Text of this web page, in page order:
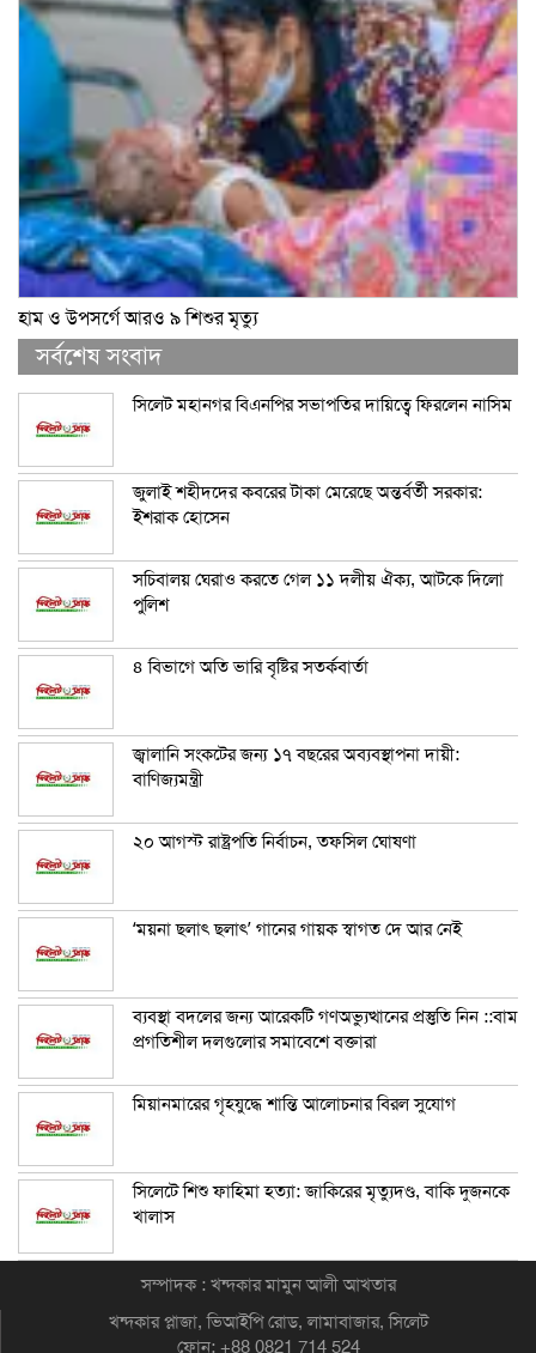
হাম ও উপসর্গে আরও ৯ শিশুর মৃত্যু
সর্বশেষ সংবাদ
সিলেট মহানগর বিএনপির সভাপতির দায়িত্বে ফিরলেন নাসিম
জুলাই শহীদদের কবরের টাকা মেরেছে অন্তর্বর্তী সরকার:
ইশরাক হোসেন
সচিবালয় ঘেরাও করতে গেল ১১ দলীয় ঐক্য, আটকে দিলো
পুলিশ
৪ বিভাগে অতি ভারি বৃষ্টির সতর্কবার্তা
জ্বালানি সংকটের জন্য ১৭ বছরের অব্যবস্থাপনা দায়ী:
বাণিজ্যমন্ত্রী
২০ আগস্ট রাষ্ট্রপতি নির্বাচন, তফসিল ঘোষণা
‘ময়না ছলাৎ ছলাৎ’ গানের গায়ক স্বাগত দে আর নেই
ব্যবস্থা বদলের জন্য আরেকটি গণঅভ্যুত্থানের প্রস্তুতি নিন ::বাম
প্রগতিশীল দলগুলোর সমাবেশে বক্তারা
মিয়ানমারের গৃহযুদ্ধে শান্তি আলোচনার বিরল সুযোগ
সিলেটে শিশু ফাহিমা হত্যা: জাকিরের মৃত্যুদণ্ড, বাকি দুজনকে
খালাস
সম্পাদক : খন্দকার মামুন আলী আখতার
খন্দকার প্লাজা, ভিআইপি রোড, লামাবাজার, সিলেট
ফোন: +88 0821 714 524